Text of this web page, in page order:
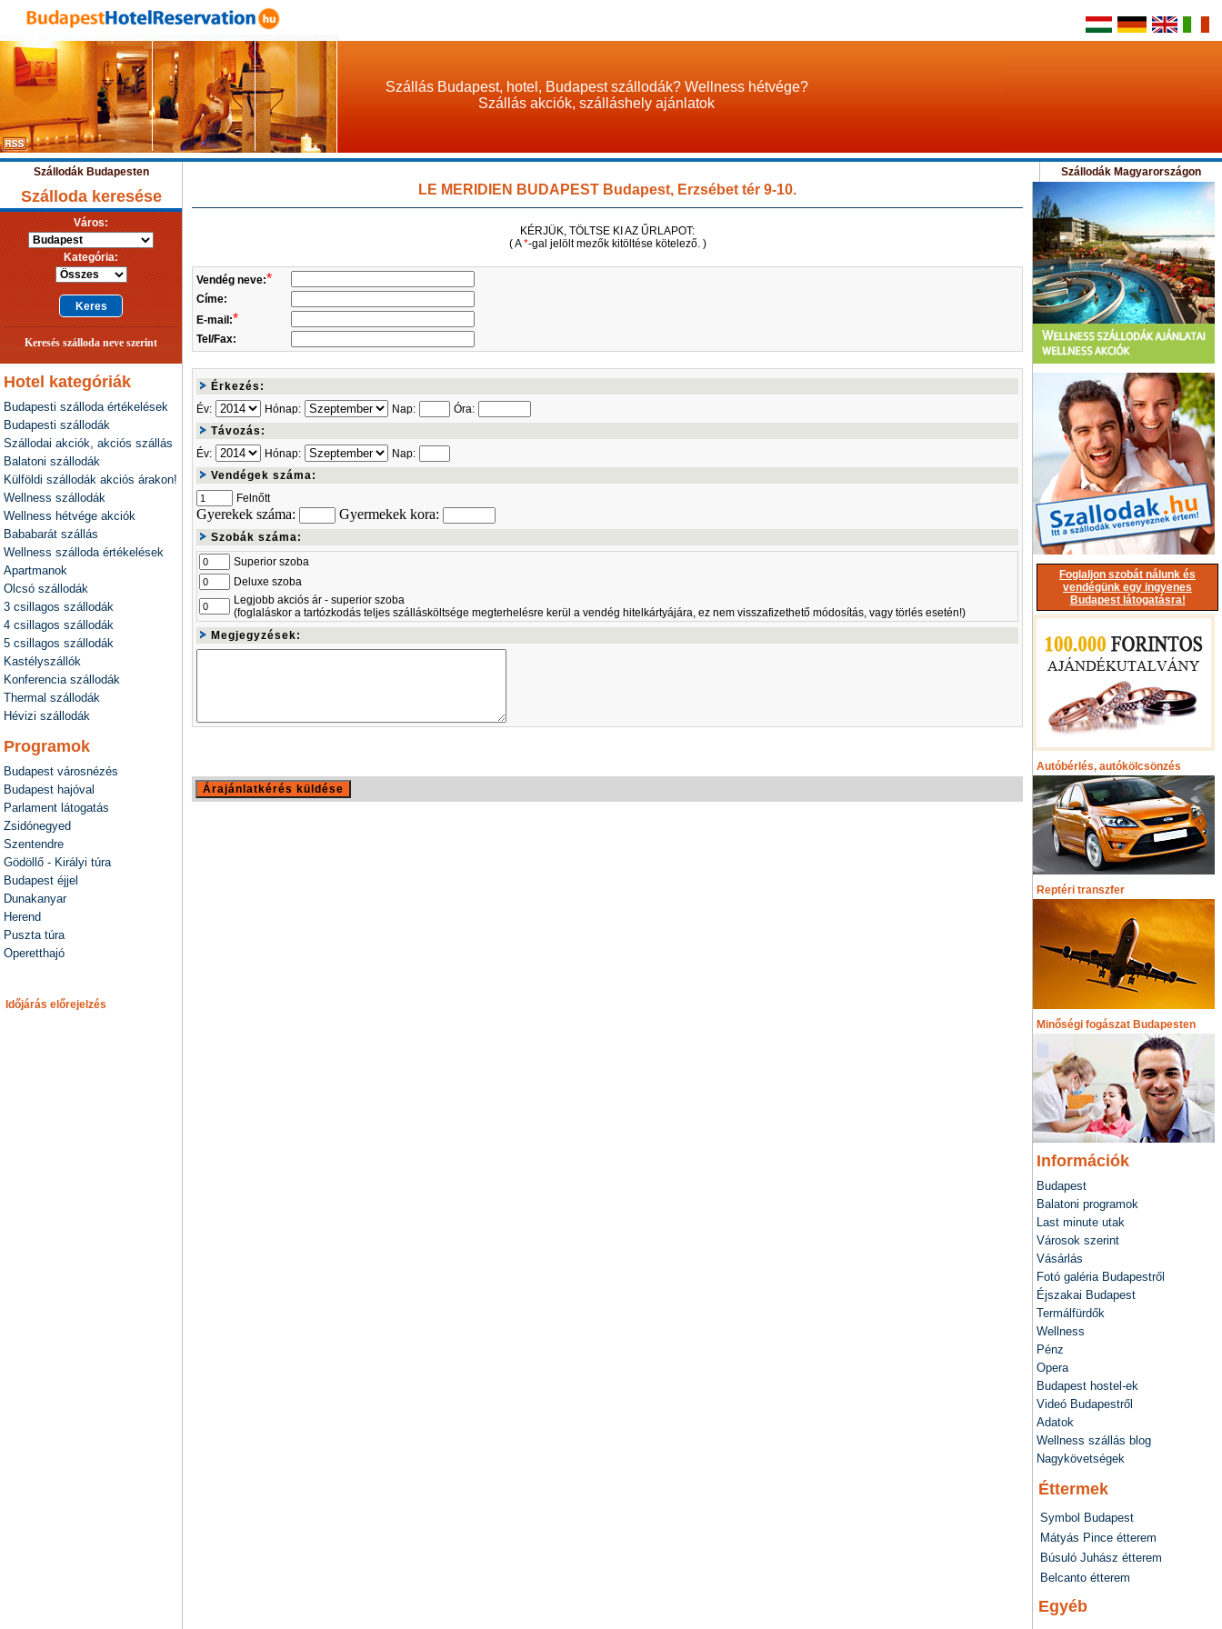
Szállás Budapest, hotel, Budapest szállodák? Wellness hétvége?
Szállás akciók, szálláshely ajánlatok
Szállodák Budapesten Szállodák Magyarországon
Szálloda keresése
Város:
Kategória:
Keresés szálloda neve szerint
Hotel kategóriák
Budapesti szálloda értékelések
Budapesti szállodák
Szállodai akciók, akciós szállás
Balatoni szállodák
Külföldi szállodák akciós árakon!
Wellness szállodák
Wellness hétvége akciók
Bababarát szállás
Wellness szálloda értékelések
Apartmanok
Olcsó szállodák
3 csillagos szállodák
4 csillagos szállodák
5 csillagos szállodák
Kastélyszállók
Konferencia szállodák
Thermal szállodák
Hévizi szállodák
Programok
Budapest városnézés
Budapest hajóval
Parlament látogatás
Zsidónegyed
Szentendre
Gödöllő - Királyi túra
Budapest éjjel
Dunakanyar
Herend
Puszta túra
Operetthajó
Időjárás előrejelzés
LE MERIDIEN BUDAPEST Budapest, Erzsébet tér 9-10.
KÉRJÜK, TÖLTSE KI AZ ŰRLAPOT:
( A*-gal jelölt mezők kitöltése kötelező. )
Vendég neve:*
Címe:
E-mail:*
Tel/Fax:
Érkezés:
Év:
Hónap: Nap:
Óra:
Távozás:
Év:
Hónap:
Nap:
Vendégek száma:
Felnőtt
Gyerekek száma: Gyermekek kora:
Szobák száma:
Superior szoba
Deluxe szoba
Legjobb akciós ár - superior szoba
(foglaláskor a tartózkodás teljes szállásköltsége megterhelésre kerül a vendég hitelkártyájára, ez nem visszafizethető módosítás, vagy törlés esetén!)
Megjegyzések:
Foglaljon szobát nálunk és
vendégünk egy ingyenes
Budapest látogatásra!
Autóbérlés, autókölcsönzés
Reptéri transzfer
Minőségi fogászat Budapesten
Információk
Budapest
Balatoni programok
Last minute utak
Városok szerint
Vásárlás
Fotó galéria Budapestről
Éjszakai Budapest
Termálfürdők
Wellness
Pénz
Opera
Budapest hostel-ek
Videó Budapestről
Adatok
Wellness szállás blog
Nagykövetségek
Éttermek
Symbol Budapest
Mátyás Pince étterem
Búsuló Juhász étterem
Belcanto étterem
Egyéb